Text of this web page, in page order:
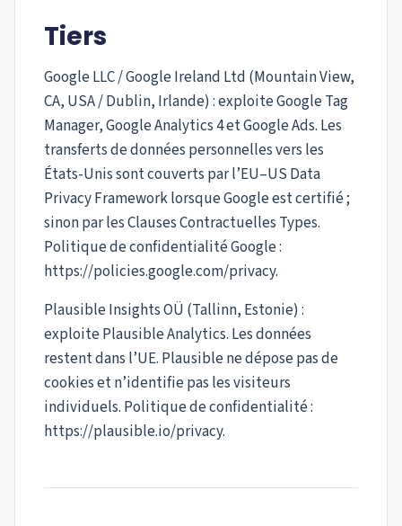
Tiers
Google LLC / Google Ireland Ltd (Mountain View,
CA, USA / Dublin, Irlande) : exploite Google Tag
Manager, Google Analytics 4 et Google Ads. Les
transferts de données personnelles vers les
États-Unis sont couverts par l’EU–US Data
Privacy Framework lorsque Google est certifié ;
sinon par les Clauses Contractuelles Types.
Politique de confidentialité Google :
https://policies.google.com/privacy.
Plausible Insights OÜ (Tallinn, Estonie) :
exploite Plausible Analytics. Les données
restent dans l’UE. Plausible ne dépose pas de
cookies et n’identifie pas les visiteurs
individuels. Politique de confidentialité :
https://plausible.io/privacy.